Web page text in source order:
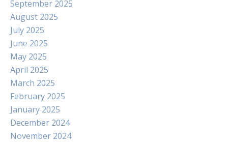
September 2025
August 2025
July 2025
June 2025
May 2025
April 2025
March 2025
February 2025
January 2025
December 2024
November 2024